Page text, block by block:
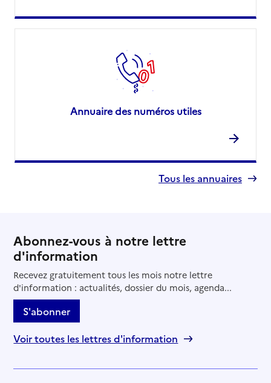
Annuaire des numéros utiles
Tous les annuaires
Abonnez-vous à notre lettre
d'information
Recevez gratuitement tous les mois notre lettre
d'information : actualités, dossier du mois, agenda...
S'abonner
Voir toutes les lettres d'information